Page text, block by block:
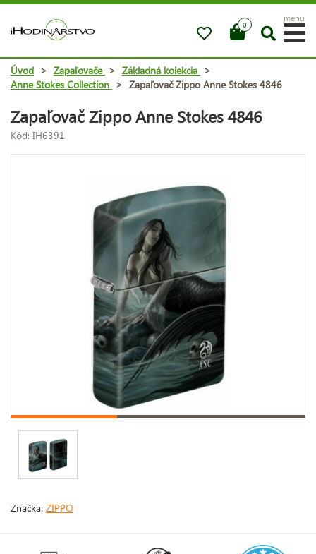
0
menu
Úvod > Zapaľovače > Základná kolekcia >
Anne Stokes Collection > Zapaľovač Zippo Anne Stokes 4846
Zapaľovač Zippo Anne Stokes 4846
Kód: IH6391
Značka: ZIPPO